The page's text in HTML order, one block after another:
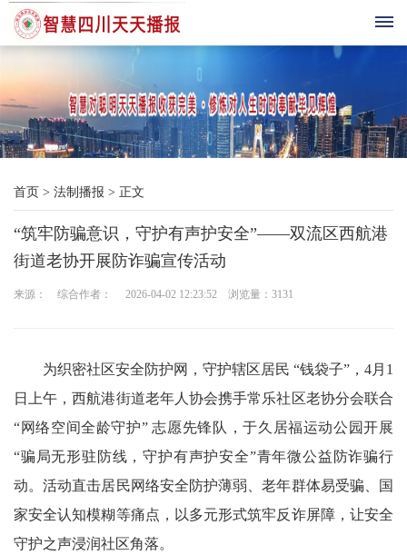
首
综
合
播
三
农
智
慧
教
首页 > 法制播报 > 正文
“筑牢防骗意识，守护有声护安全”——双流区西航港
街道老协开展防诈骗宣传活动
来源： 综合作者： 2026-04-02 12:23:52 浏览量： 3131
为织密社区安全防护网，守护辖区居民 “钱袋子”，4月1
日上午，西航港街道老年人协会携手常乐社区老协分会联合
“网络空间全龄守护” 志愿先锋队，于久居福运动公园开展
“骗局无形驻防线，守护有声护安全”青年微公益防诈骗行
动。活动直击居民网络安全防护薄弱、老年群体易受骗、国
家安全认知模糊等痛点，以多元形式筑牢反诈屏障，让安全
守护之声浸润社区角落。